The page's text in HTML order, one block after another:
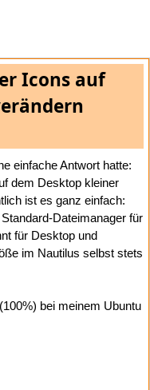
Icons auf
einfache Antwort hatte:
dem Desktop kleiner
ist es ganz einfach:
Dateimanager für
für Desktop und
im Nautilus selbst stets
bei meinem Ubuntu